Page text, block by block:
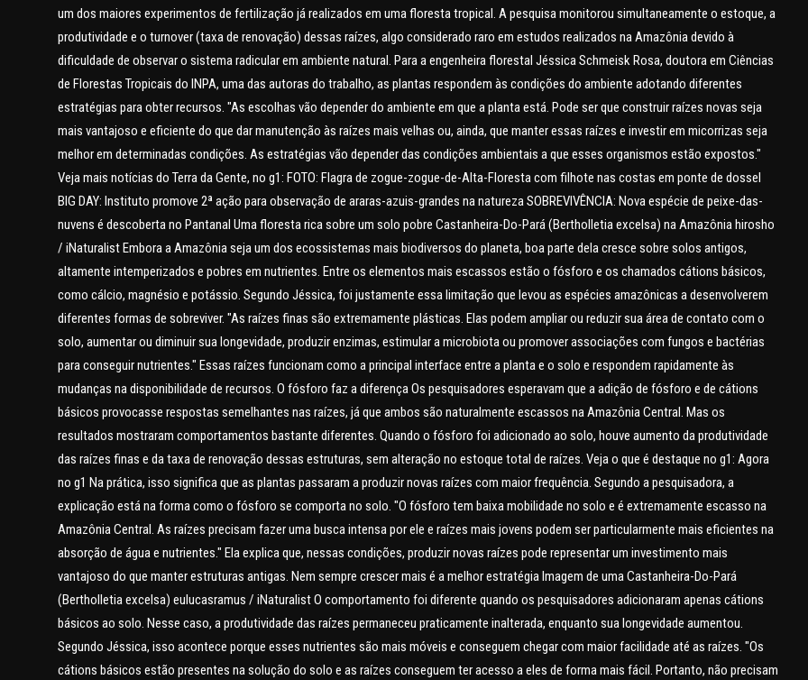
um dos maiores experimentos de fertilização já realizados em uma floresta tropical. A pesquisa monitorou simultaneamente o estoque, a
produtividade e o turnover (taxa de renovação) dessas raízes, algo considerado raro em estudos realizados na Amazônia devido à
dificuldade de observar o sistema radicular em ambiente natural. Para a engenheira florestal Jéssica Schmeisk Rosa, doutora em Ciências
de Florestas Tropicais do INPA, uma das autoras do trabalho, as plantas respondem às condições do ambiente adotando diferentes
estratégias para obter recursos. "As escolhas vão depender do ambiente em que a planta está. Pode ser que construir raízes novas seja
mais vantajoso e eficiente do que dar manutenção às raízes mais velhas ou, ainda, que manter essas raízes e investir em micorrizas seja
melhor em determinadas condições. As estratégias vão depender das condições ambientais a que esses organismos estão expostos."
Veja mais notícias do Terra da Gente, no g1: FOTO: Flagra de zogue-zogue-de-Alta-Floresta com filhote nas costas em ponte de dossel
BIG DAY: Instituto promove 2ª ação para observação de araras-azuis-grandes na natureza SOBREVIVÊNCIA: Nova espécie de peixe-das-
nuvens é descoberta no Pantanal Uma floresta rica sobre um solo pobre Castanheira-Do-Pará (Bertholletia excelsa) na Amazônia hirosho
/ iNaturalist Embora a Amazônia seja um dos ecossistemas mais biodiversos do planeta, boa parte dela cresce sobre solos antigos,
altamente intemperizados e pobres em nutrientes. Entre os elementos mais escassos estão o fósforo e os chamados cátions básicos,
como cálcio, magnésio e potássio. Segundo Jéssica, foi justamente essa limitação que levou as espécies amazônicas a desenvolverem
diferentes formas de sobreviver. "As raízes finas são extremamente plásticas. Elas podem ampliar ou reduzir sua área de contato com o
solo, aumentar ou diminuir sua longevidade, produzir enzimas, estimular a microbiota ou promover associações com fungos e bactérias
para conseguir nutrientes." Essas raízes funcionam como a principal interface entre a planta e o solo e respondem rapidamente às
mudanças na disponibilidade de recursos. O fósforo faz a diferença Os pesquisadores esperavam que a adição de fósforo e de cátions
básicos provocasse respostas semelhantes nas raízes, já que ambos são naturalmente escassos na Amazônia Central. Mas os
resultados mostraram comportamentos bastante diferentes. Quando o fósforo foi adicionado ao solo, houve aumento da produtividade
das raízes finas e da taxa de renovação dessas estruturas, sem alteração no estoque total de raízes. Veja o que é destaque no g1: Agora
no g1 Na prática, isso significa que as plantas passaram a produzir novas raízes com maior frequência. Segundo a pesquisadora, a
explicação está na forma como o fósforo se comporta no solo. "O fósforo tem baixa mobilidade no solo e é extremamente escasso na
Amazônia Central. As raízes precisam fazer uma busca intensa por ele e raízes mais jovens podem ser particularmente mais eficientes na
absorção de água e nutrientes." Ela explica que, nessas condições, produzir novas raízes pode representar um investimento mais
vantajoso do que manter estruturas antigas. Nem sempre crescer mais é a melhor estratégia Imagem de uma Castanheira-Do-Pará
(Bertholletia excelsa) eulucasramus / iNaturalist O comportamento foi diferente quando os pesquisadores adicionaram apenas cátions
básicos ao solo. Nesse caso, a produtividade das raízes permaneceu praticamente inalterada, enquanto sua longevidade aumentou.
Segundo Jéssica, isso acontece porque esses nutrientes são mais móveis e conseguem chegar com maior facilidade até as raízes. "Os
cátions básicos estão presentes na solução do solo e as raízes conseguem ter acesso a eles de forma mais fácil. Portanto, não precisam